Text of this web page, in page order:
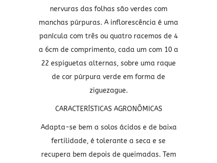
nervuras das folhas são verdes com
manchas púrpuras. A inflorescência é uma
panícula com três ou quatro racemos de 4
a 6cm de comprimento, cada um com 10 a
22 espiguetas alternas, sobre uma raque
de cor púrpura verde em forma de
ziguezague.
CARACTERÍSTICAS AGRONÔMICAS
Adapta-se bem a solos ácidos e de baixa
fertilidade, é tolerante a seca e se
recupera bem depois de queimadas. Tem